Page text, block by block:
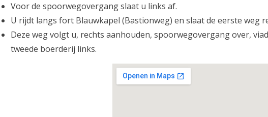
Voor de spoorwegovergang slaat u links af.
U rijdt langs fort Blauwkapel (Bastionweg) en slaat de eerste weg
Deze weg volgt u, rechts aanhouden, spoorwegovergang over,
tweede boerderij links.